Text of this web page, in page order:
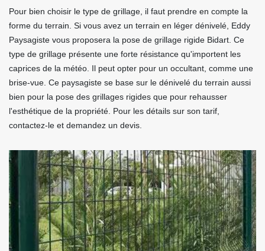
Pour bien choisir le type de grillage, il faut prendre en compte la
forme du terrain. Si vous avez un terrain en léger dénivelé, Eddy
Paysagiste vous proposera la pose de grillage rigide Bidart. Ce
type de grillage présente une forte résistance qu'importent les
caprices de la météo. Il peut opter pour un occultant, comme une
brise-vue. Ce paysagiste se base sur le dénivelé du terrain aussi
bien pour la pose des grillages rigides que pour rehausser
l'esthétique de la propriété. Pour les détails sur son tarif,
contactez-le et demandez un devis.